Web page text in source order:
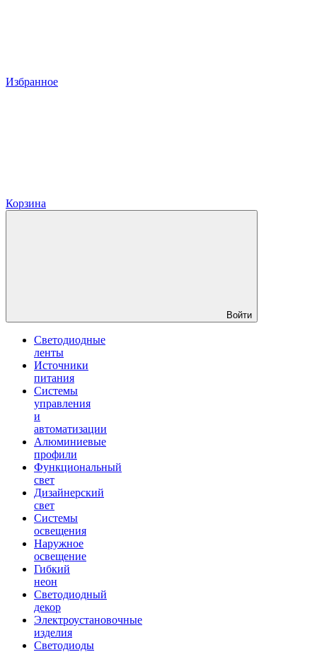
Избранное
Корзина
Войти
Светодиодные
ленты
Источники
питания
Системы
управления
и
автоматизации
Алюминиевые
профили
Функциональный
свет
Дизайнерский
свет
Системы
освещения
Наружное
освещение
Гибкий
неон
Светодиодный
декор
Электроустановочные
изделия
Светодиоды